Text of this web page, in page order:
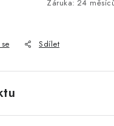
Záruka: 24
Sdílet